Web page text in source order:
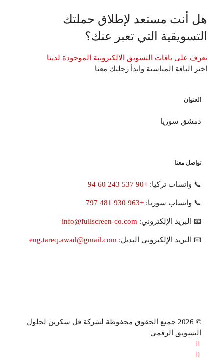
أنت مستعد لإطلاق حملتك
التي تعبر عنك؟
على باقات التسويق الالكترونية الموجودة لدينا
الباقة المناسبة وابدأ رحلتك معنا
دمشق سوريا
تواصل معنا
📞 واتساب تركيا: +90 537 243 60 94
📞 واتساب سوريا:+963 930 481 797
📧 البريد الإلكتروني:info@fullscreen-co.com
📧 البريد الإلكتروني البديل:eng.tareq.awad@gmail.com
© 2026 جميع الحقوق محفوظة لشركة فل سكرين لحلول
التسويق الرقمي